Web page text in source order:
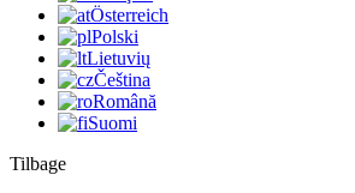
Österreich
Polski
Lietuvių
Čeština
Română
Suomi
Tilbage